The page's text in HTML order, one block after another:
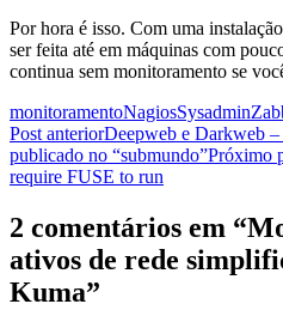
Por hora é isso. Com uma
ser feita até em máquinas com
continua sem monitoramento se
monitoramentoNagiosSysadmin
Navegação
de
Post anteriorDeepweb e Darkweb
publicado no “submundo”Próximo
require FUSE to run
2 comentários em
ativos de rede
Kuma”